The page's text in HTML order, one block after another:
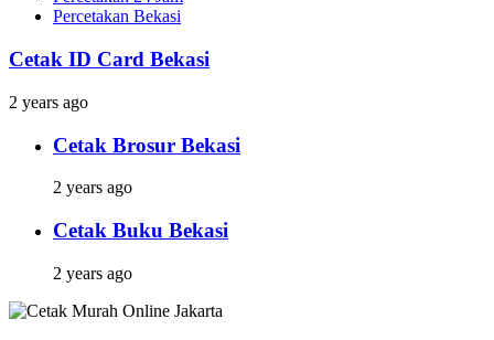
Percetakan Bekasi
Cetak ID Card Bekasi
2 years ago
Cetak Brosur Bekasi
2 years ago
Cetak Buku Bekasi
2 years ago